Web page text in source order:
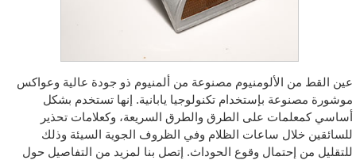
عين القط من الألومنيوم مصنوعة من ألمنيوم ذو جودة عالية وعواكس
موشورة مصنوعة بإستخدام تكنولوجيا يابانية. إنها تستخدم بشكل
أساسي كمعلمات على الطرق والطرق السريعة، وكعلامات تحذير
للسائقين خلال ساعات الظلام وفي الظروف الجوية السيئة وذلك
للتقليل من إحتمال وقوع الحوداث. إتصل بنا لمزيد من التفاصيل حول